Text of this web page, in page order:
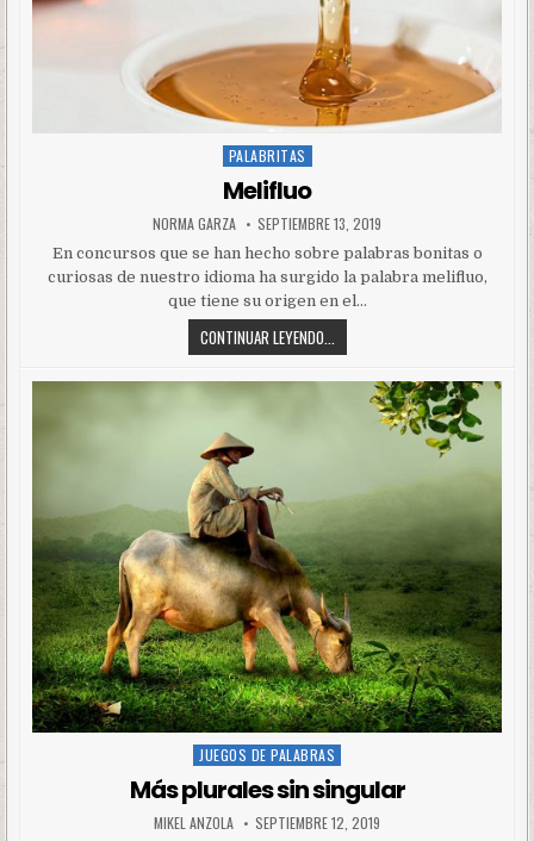
Posted
in
PALABRITAS
Melifluo
NORMA GARZA SEPTIEMBRE 13, 2019
En concursos que se han hecho sobre palabras bonitas o
curiosas de nuestro idioma ha surgido la palabra melifluo,
que tiene su origen en el…
CONTINUAR LEYENDO...
Posted
in
JUEGOS DE PALABRAS
Más plurales sin singular
MIKEL ANZOLA SEPTIEMBRE 12, 2019